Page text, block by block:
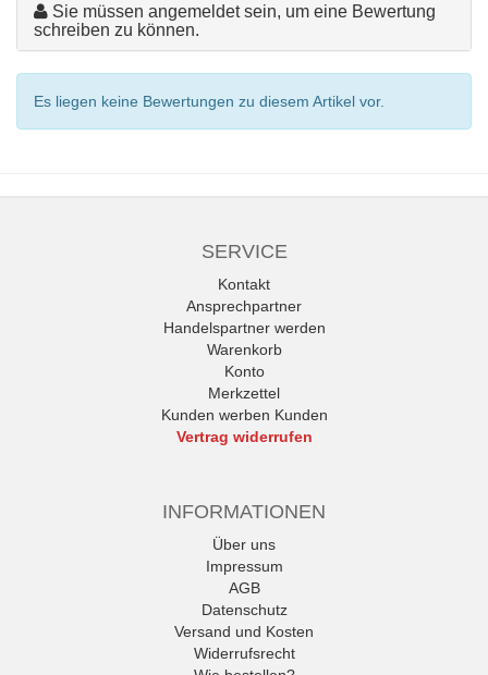
Sie müssen angemeldet sein, um eine Bewertung
schreiben zu können.
Es liegen keine Bewertungen zu diesem Artikel vor.
SERVICE
Kontakt
Ansprechpartner
Handelspartner werden
Warenkorb
Konto
Merkzettel
Kunden werben Kunden
Vertrag widerrufen
INFORMATIONEN
Über uns
Impressum
AGB
Datenschutz
Versand und Kosten
Widerrufsrecht